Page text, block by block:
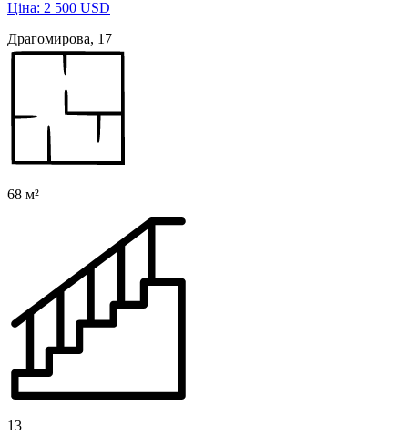
Ціна: 2 500 USD
Драгомирова, 17
68 м²
13